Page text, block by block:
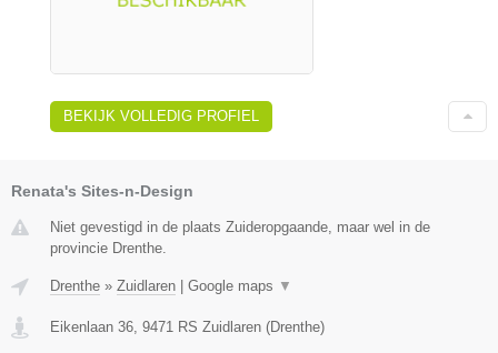
BEKIJK VOLLEDIG PROFIEL
Renata's Sites-n-Design
Niet gevestigd in de plaats Zuideropgaande, maar wel in de
provincie Drenthe.
Drenthe » Zuidlaren Google maps ▼
Eikenlaan 36, 9471 RS Zuidlaren (Drenthe)